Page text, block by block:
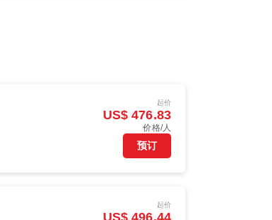
起价
US$ 476.83
价格/人
预订
起价
US$ 496.44